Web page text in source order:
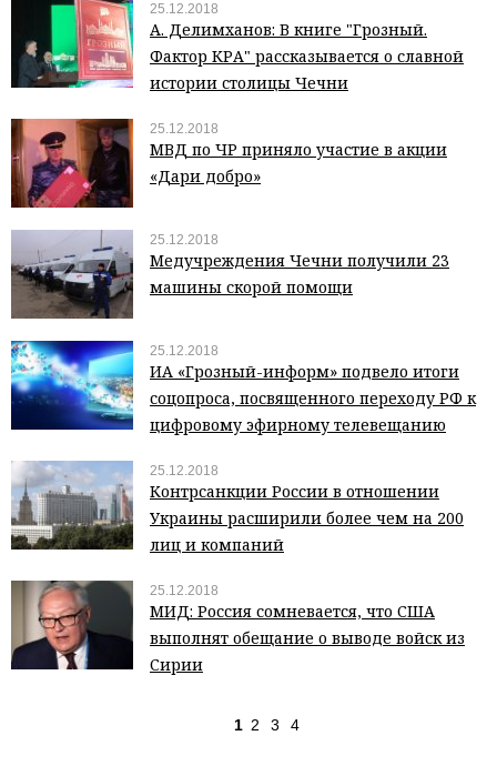
25.12.2018
А. Делимханов: В книге "Грозный.
Фактор КРА" рассказывается о славной
истории столицы Чечни
25.12.2018
МВД по ЧР приняло участие в акции
«Дари добро»
25.12.2018
Медучреждения Чечни получили 23
машины скорой помощи
25.12.2018
ИА «Грозный-информ» подвело итоги
соцопроса, посвященного переходу РФ к
цифровому эфирному телевещанию
25.12.2018
Контрсанкции России в отношении
Украины расширили более чем на 200
лиц и компаний
25.12.2018
МИД: Россия сомневается, что США
выполнят обещание о выводе войск из
Сирии
1 2 3 4